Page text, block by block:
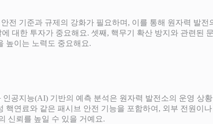
전 기준과 규제의 강화가 필요하며, 이를 통해 원자력 발전
대한 투자가 중요해요. 셋째, 핵무기 확산 방지와 관련된
높이는 노력도 중요해요.
공지능(AI) 기반의 예측 분석은 원자력 발전소의 운영 상
연료와 같은 패시브 안전 기능을 포함하여, 외부 전원이
신뢰를 높일 수 있을 거예요.